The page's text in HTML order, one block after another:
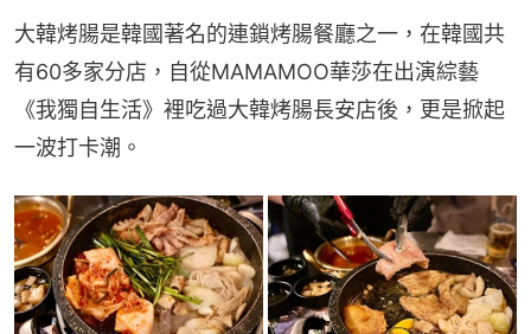
大韓烤腸是韓國著名的連鎖烤腸餐廳之一，在韓國共
有60多家分店，自從MAMAMOO華莎在出演綜藝
《我獨自生活》裡吃過大韓烤腸長安店後，更是掀起
一波打卡潮。